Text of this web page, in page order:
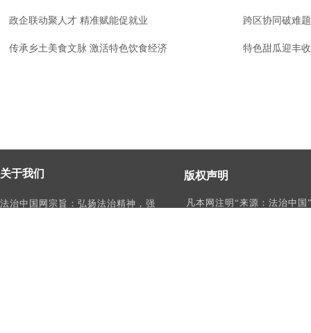
政企联动聚人才 精准赋能促就业 跨区协同破难
传承乡土美食文脉 激活特色饮食经济 特色甜瓜迎丰
版权声明
凡本网注明“来源：法治中国
关于我们
法治中国网宗旨：弘扬法治精神，强